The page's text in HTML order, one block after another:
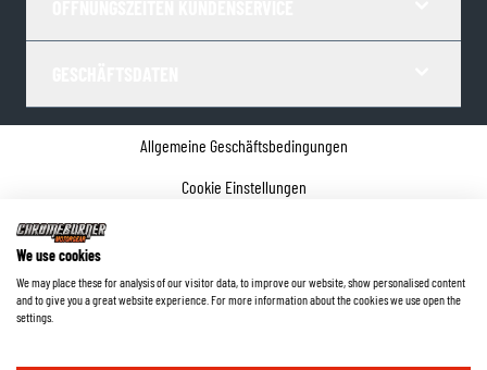
Allgemeine Geschäftsbedingungen
Cookie Einstellungen
©2026ChromeBurner - Alle Rechte vorbehalten.
We use cookies
We may place these for analysis of our visitor data, to improve our website, show personalised content
and to give you a great website experience. For more information about the cookies we use open the
settings.